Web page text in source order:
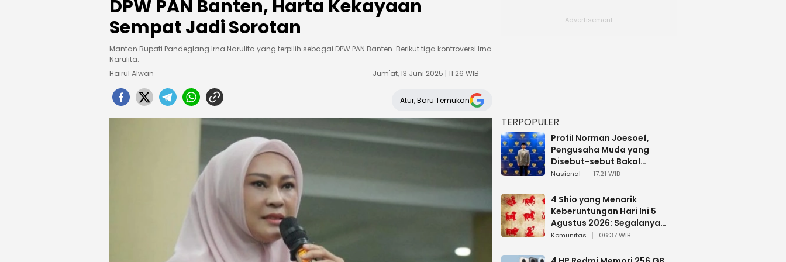
DPW PAN Banten, Harta Kekayaan
Sempat Jadi Sorotan
Mantan Bupati Pandeglang Irna Narulita yang terpilih sebagai DPW PAN Banten. Berikut tiga kontroversi Irna
Narulita.
Hairul Alwan
Jum'at, 13 Juni 2025 | 11:26 WIB
Atur, Baru Temukan
TERPOPULER
Profil Norman Joesoef,
Pengusaha Muda yang
Disebut-sebut Bakal
Dilantik Jadi Wamenhan RI
Nasional 17:21 WIB
4 Shio yang Menarik
Keberuntungan Hari Ini 5
Agustus 2026: Segalanya
Berjalan Lancar
Komunitas 06:37 WIB